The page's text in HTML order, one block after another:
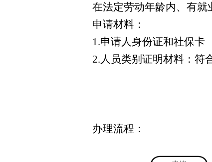
在法定劳动年龄内、有就
申请材料：
1.申请人身份证和社保卡
2.人员类别证明材料：符
办理流程：